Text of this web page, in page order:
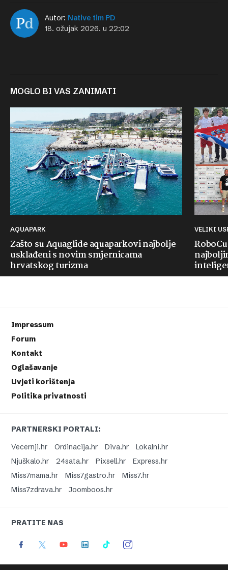
Autor: Native tim PD
18. ožujak 2026. u 22:02
MOGLO BI VAS ZANIMATI
AQUAPARK
Zašto su Aquaglide aquaparkovi najbolje
usklađeni s novim smjernicama
hrvatskog turizma
VELIKI
Impressum
Forum
Kontakt
Oglašavanje
Uvjeti korištenja
Politika privatnosti
PARTNERSKI PORTALI:
Vecernji.hr
Ordinacija.hr Diva.hr
Lokalni.hr
Njuškalo.hr
24sata.hr Pixsell.hr
Express.hr
Miss7mama.hr
Miss7gastro.hr
Miss7.hr
Miss7zdrava.hr
Joomboos.hr
PRATITE NAS